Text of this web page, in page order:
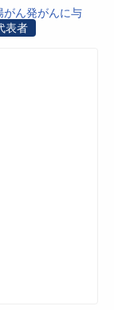
がん発がんに与
表者